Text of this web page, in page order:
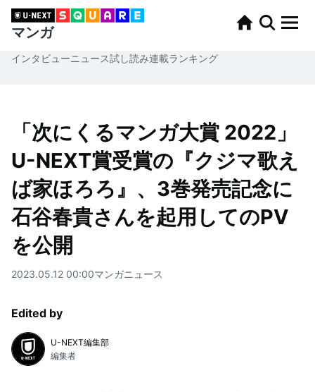
マンガ
インタビューニュース試し読み連載ランキング
「次にくるマンガ大賞 2022」
U-NEXT賞受賞の『クジマ歌え
ば家ほろろ』、3巻発売記念に
石谷春貴さんを起用してのPV
を公開
2023.05.12 00:00マンガニュース
Edited by
U-NEXT編集部
編集者